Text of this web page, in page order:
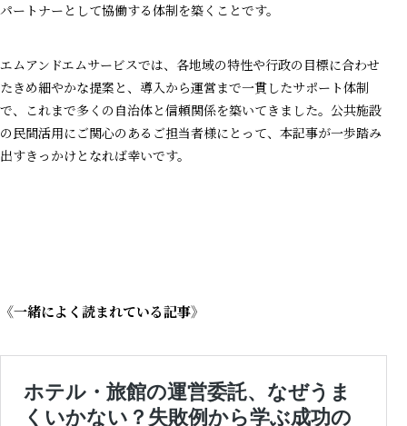
パートナーとして協働する体制を築くことです。
エムアンドエムサービスでは、各地域の特性や行政の目標に合わせ
たきめ細やかな提案と、導入から運営まで一貫したサポート体制
で、これまで多くの自治体と信頼関係を築いてきました。公共施設
の民間活用にご関心のあるご担当者様にとって、本記事が一歩踏み
出すきっかけとなれば幸いです。
《一緒によく読まれている記事》